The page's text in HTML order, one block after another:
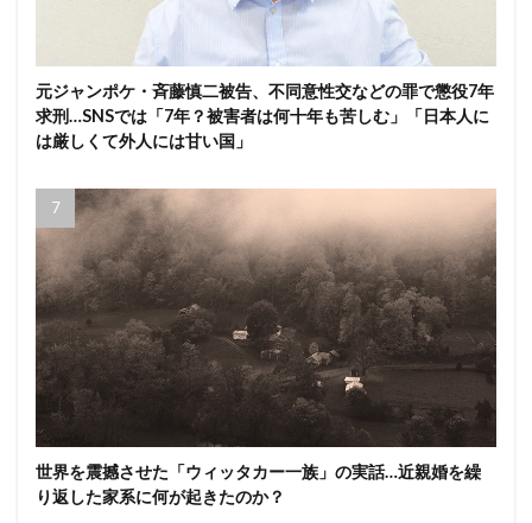
元ジャンポケ・斉藤慎二被告、不同意性交などの罪で懲役7年
求刑…SNSでは「7年？被害者は何十年も苦しむ」「日本人に
は厳しくて外人には甘い国」
世界を震撼させた「ウィッタカー一族」の実話…近親婚を繰
り返した家系に何が起きたのか？